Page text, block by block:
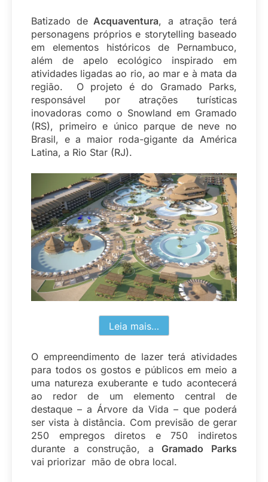
Batizado de Acquaventura, a atração terá
personagens próprios e storytelling baseado
em elementos históricos de Pernambuco,
além de apelo ecológico inspirado em
atividades ligadas ao rio, ao mar e à mata da
região. O projeto é do Gramado Parks,
responsável por atrações turísticas
inovadoras como o Snowland em Gramado
(RS), primeiro e único parque de neve no
Brasil, e a maior roda-gigante da América
Latina, a Rio Star (RJ).
Leia mais…
O empreendimento de lazer terá atividades
para todos os gostos e públicos em meio a
uma natureza exuberante e tudo acontecerá
ao redor de um elemento central de
destaque – a Árvore da Vida – que poderá
ser vista à distância. Com previsão de gerar
250 empregos diretos e 750 indiretos
durante a construção, aGramado Parks
vai priorizar mão de obra local.